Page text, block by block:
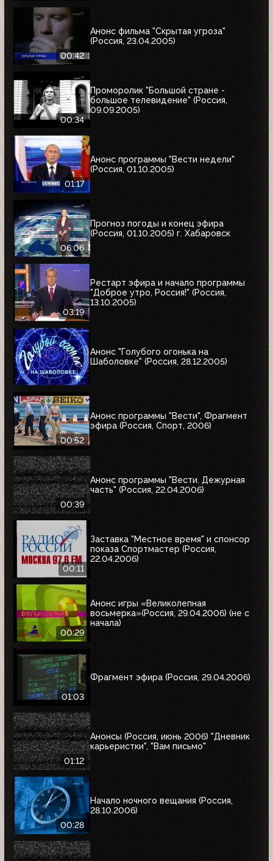
00:42
Анонс фильма "Скрытая угроза"
(Россия, 23.04.2005)
00:34
Проморолик "Большой стране -
большое телевидение" (Россия,
09.09.2005)
01:17
Анонс программы "Вести недели"
(Россия, 01.10.2005)
06:06
Прогноз погоды и конец эфира
(Россия, 01.10.2005) г. Хабаровск
03:19
Рестарт эфира и начало программы
"Доброе утро, Россия!" (Россия,
13.10.2005)
Анонс "Голубого огонька на
Шаболовке" (Россия, 28.12.2005)
00:52
Анонс программы "Вести", Фрагмент
эфира (Россия, Спорт, 2006)
00:39
Анонс программы "Вести. Дежурная
часть" (Россия, 22.04.2006)
00:11
Заставка "Местное время" и спонсор
показа Спортмастер (Россия,
22.04.2006)
00:29
Анонс игры «Великолепная
восьмерка»(Россия, 29.04.2006) (не с
начала)
01:03
Фрагмент эфира (Россия, 29.04.2006)
01:12
Анонсы (Россия, июнь 2006) "Дневник
карьеристки", "Вам письмо"
00:28
Начало ночного вещания (Россия,
28.10.2006)